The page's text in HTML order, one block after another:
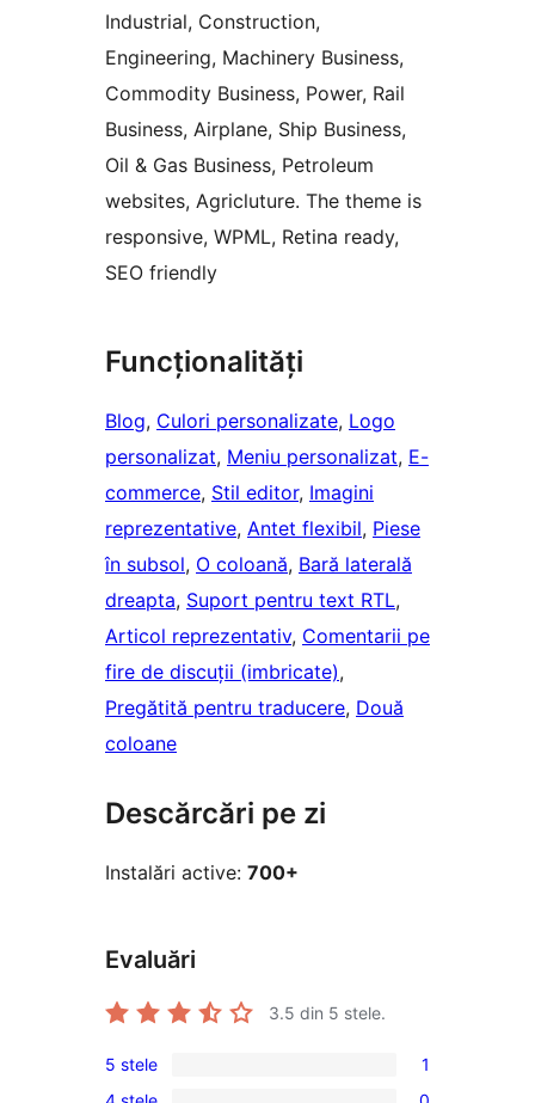
Industrial, Construction,
Engineering, Machinery Business,
Commodity Business, Power, Rail
Business, Airplane, Ship Business,
Oil & Gas Business, Petroleum
websites, Agricluture. The theme is
responsive, WPML, Retina ready,
SEO friendly
Funcționalități
Blog, Culori personalizate, Logo
personalizat, Meniu personalizat, E-
commerce, Stil editor, Imagini
reprezentative, Antet flexibil, Piese
în subsol, O coloană, Bară laterală
dreapta, Suport pentru text RTL
Articol reprezentativ, Comentarii pe
fire de discuții (imbricate)
Pregătită pentru traducere, Două
coloane
Descărcări pe zi
Instalări active: 700+
Evaluări
3.5 din 5 stele.
1
5 stele
1